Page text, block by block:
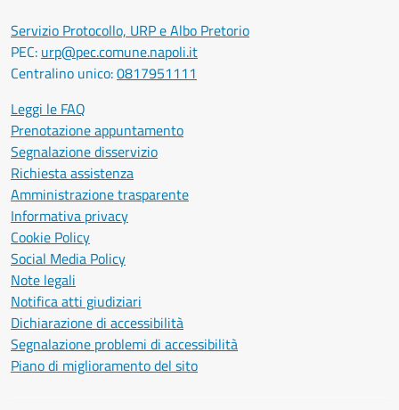
Servizio Protocollo, URP e Albo Pretorio
PEC: urp@pec.comune.napoli.it
Centralino unico:0817951111
Leggi le FAQ
Prenotazione appuntamento
Segnalazione disservizio
Richiesta assistenza
Amministrazione trasparente
Informativa privacy
Cookie Policy
Social Media Policy
Note legali
Notifica atti giudiziari
Dichiarazione di accessibilità
Segnalazione problemi di accessibilità
Piano di miglioramento del sito